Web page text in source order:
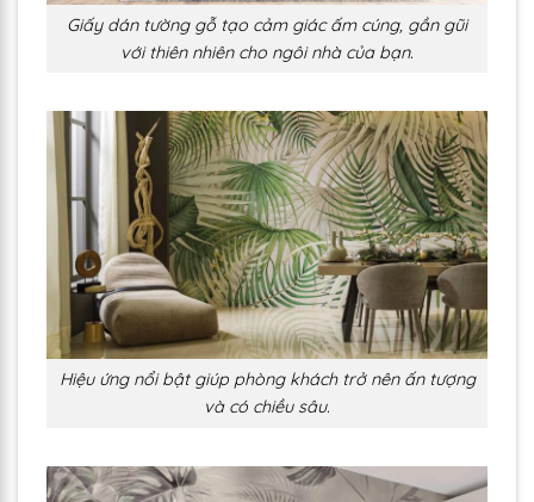
Giấy dán tường gỗ tạo cảm giác ấm cúng, gần gũi
với thiên nhiên cho ngôi nhà của bạn.
Hiệu ứng nổi bật giúp phòng khách trở nên ấn tượng
và có chiều sâu.